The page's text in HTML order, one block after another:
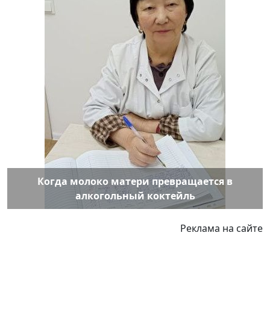
Когда молоко матери превращается в
алкогольный коктейль
Реклама на сайте